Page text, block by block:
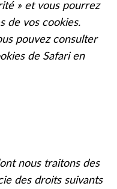
» et vous pourrez
de vos cookies.
pouvez consulter
de Safari en
nous traitons des
des droits suivants